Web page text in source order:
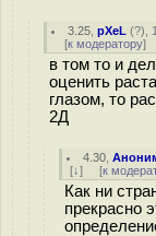
3.25 ,pXeL (?),
[к модератору]
в том то и
оценить
глазом, то
2Д
4.30 ,
[↓] [к
Как ни
прекрасно